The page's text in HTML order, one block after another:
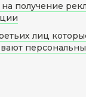
на получение
лиц